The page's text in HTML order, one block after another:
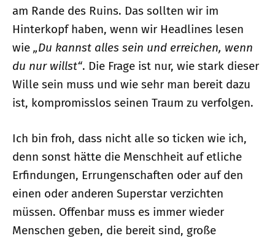
am Rande des Ruins. Das sollten wir im
Hinterkopf haben, wenn wir Headlines lesen
wie „Du kannst alles sein und erreichen, wenn
du nur willst“. Die Frage ist nur, wie stark dieser
Wille sein muss und wie sehr man bereit dazu
ist, kompromisslos seinen Traum zu verfolgen.
Ich bin froh, dass nicht alle so ticken wie ich,
denn sonst hätte die Menschheit auf etliche
Erfindungen, Errungenschaften oder auf den
einen oder anderen Superstar verzichten
müssen. Offenbar muss es immer wieder
Menschen geben, die bereit sind, große